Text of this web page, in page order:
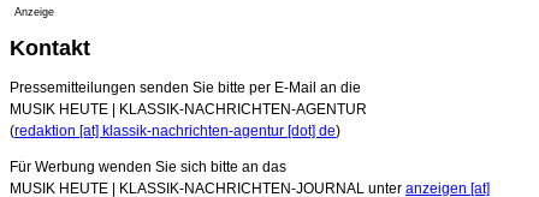
Anzeige
Kontakt
Pressemitteilungen senden Sie bitte per E-Mail an die
MUSIK HEUTE | KLASSIK-NACHRICHTEN-AGENTUR
(redaktion [at] klassik-nachrichten-agentur [dot] de)
Für Werbung wenden Sie sich bitte an das
MUSIK HEUTE | KLASSIK-NACHRICHTEN-JOURNAL unter anzeigen [at]